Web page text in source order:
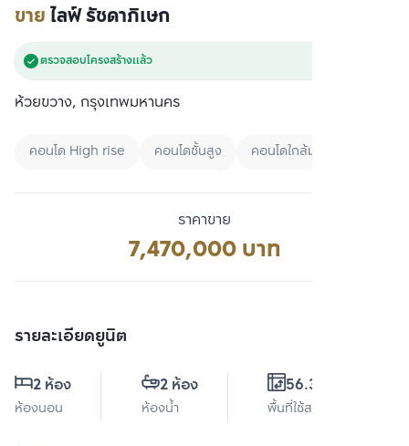
ขายไลฟ์ รัชดาภิเษก
ตรวจสอบโครงสร้างแล้ว
ห้วยขวาง, กรุงเทพมหานคร
คอนโด High rise คอนโดชั้นสูง คอนโดใกล้มหาลัย
ราคาขาย
7,470,000 บาท
รายละเอียดยูนิต
2 ห้อง
ห้องนอน
2 ห้อง
ห้องน้ำ
56.37 ตร.ม.
พื้นที่ใช้สอย